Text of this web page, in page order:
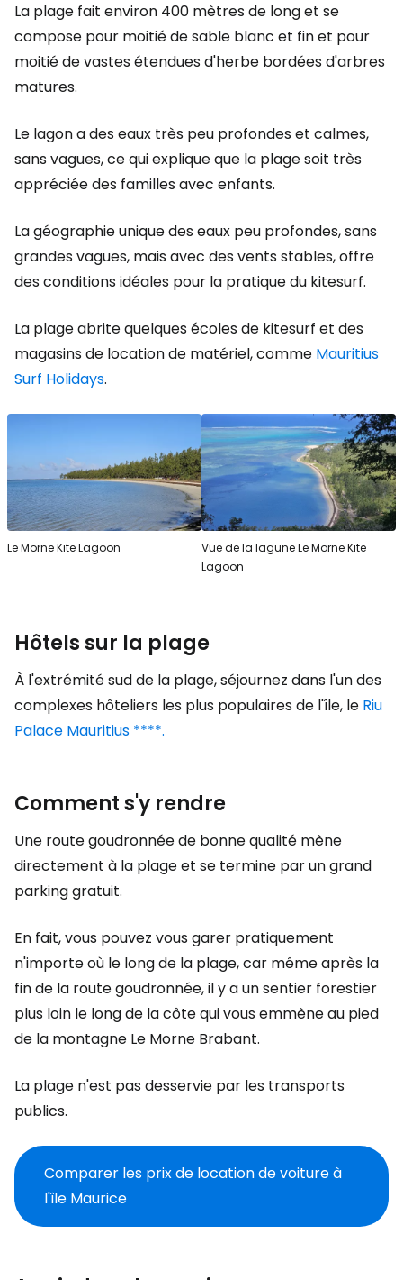
La plage fait environ 400 mètres de long et se
compose pour moitié de sable blanc et fin et pour
moitié de vastes étendues d'herbe bordées d'arbres
matures.
Le lagon a des eaux très peu profondes et calmes,
sans vagues, ce qui explique que la plage soit très
appréciée des familles avec enfants.
La géographie unique des eaux peu profondes, sans
grandes vagues, mais avec des vents stables, offre
des conditions idéales pour la pratique du kitesurf.
La plage abrite quelques écoles de kitesurf et des
magasins de location de matériel, comme Mauritius
Surf Holidays.
Le Morne Kite Lagoon
Vue de la lagune Le Morne Kite
Lagoon
Hôtels sur la plage
À l'extrémité sud de la plage, séjournez dans l'un des
complexes hôteliers les plus populaires de l'île, le Riu
Palace Mauritius ****.
Comment s'y rendre
Une route goudronnée de bonne qualité mène
directement à la plage et se termine par un grand
parking gratuit.
En fait, vous pouvez vous garer pratiquement
n'importe où le long de la plage, car même après la
fin de la route goudronnée, il y a un sentier forestier
plus loin le long de la côte qui vous emmène au pied
de la montagne Le Morne Brabant.
La plage n'est pas desservie par les transports
publics.
Comparer les prix de location de voiture à
l'île Maurice